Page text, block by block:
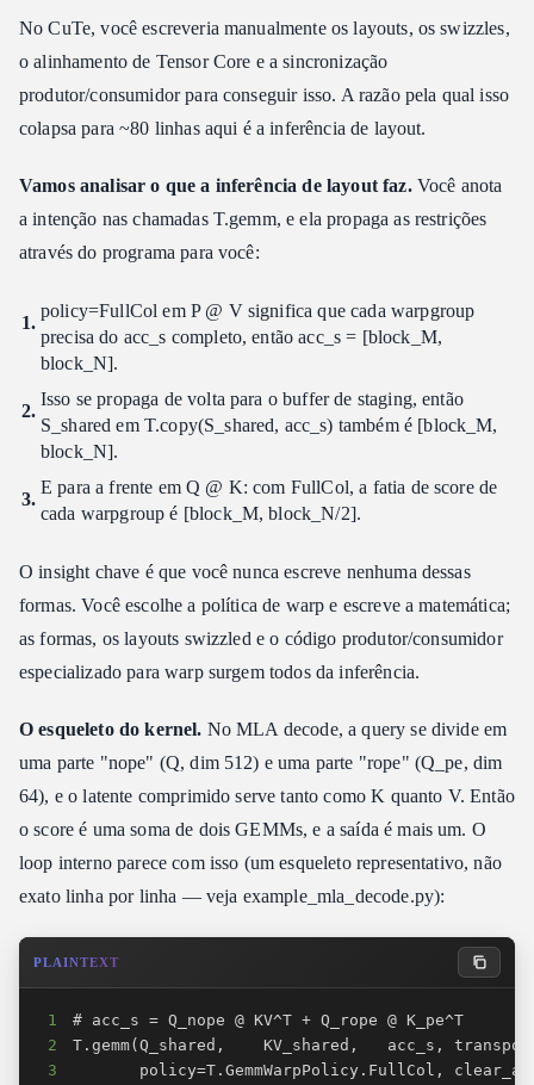
No CuTe, você escreveria manualmente os layouts, os swizzles,
o alinhamento de Tensor Core e a sincronização
produtor/consumidor para conseguir isso. A razão pela qual isso
colapsa para ~80 linhas aqui é a inferência de layout.
Vamos analisar o que a inferência de layout faz.Você anota
a intenção nas chamadas T.gemm, e ela propaga as restrições
através do programa para você:
policy=FullCol em P @ V significa que cada warpgroup
precisa do acc_s completo, então acc_s = [block_M,
block_N].
Isso se propaga de volta para o buffer de staging, então
S_shared em T.copy(S_shared, acc_s) também é [block_M,
block_N].
E para a frente em Q @ K: com FullCol, a fatia de score de
cada warpgroup é [block_M, block_N/2].
O insight chave é que você nunca escreve nenhuma dessas
formas. Você escolhe a política de warp e escreve a matemática;
as formas, os layouts swizzled e o código produtor/consumidor
especializado para warp surgem todos da inferência.
O esqueleto do kernel. No MLA decode, a query se divide em
uma parte "nope" (Q, dim 512) e uma parte "rope" (Q_pe, dim
64), e o latente comprimido serve tanto como K quanto V. Então
o score é uma soma de dois GEMMs, e a saída é mais um. O
loop interno parece com isso (um esqueleto representativo, não
exato linha por linha — veja example_mla_decode.py):
PLAINTEXT
1
2
3